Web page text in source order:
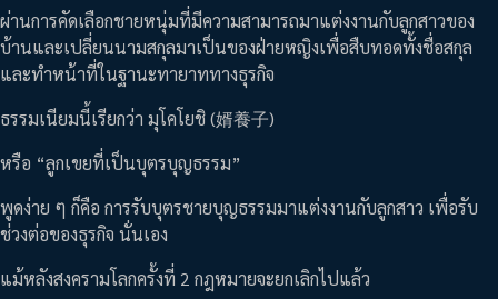
ผ่านการคัดเลือกชายหนุ่มที่มีความสามารถมาแต่งงานกับลูกสาวของ
บ้านและเปลี่ยนนามสกุลมาเป็นของฝ่ายหญิงเพื่อสืบทอดทั้งชื่อสกุล
และทำหน้าที่ในฐานะทายาททางธุรกิจ
ธรรมเนียมนี้เรียกว่า มุโคโยชิ (婿養子)
หรือ “ลูกเขยที่เป็นบุตรบุญธรรม”
พูดง่าย ๆ ก็คือ การรับบุตรชายบุญธรรมมาแต่งงานกับลูกสาว เพื่อรับ
ช่วงต่อของธุรกิจ นั่นเอง
แม้หลังสงครามโลกครั้งที่ 2 กฎหมายจะยกเลิกไปแล้ว